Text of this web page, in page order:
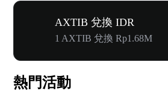
AXTIB 兌換 IDR
1 AXTIB 兌換 Rp1.68M
熱門活動